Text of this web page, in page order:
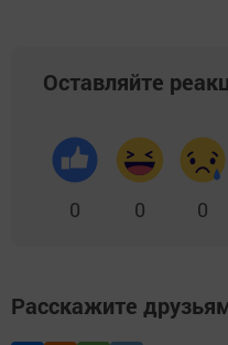
Оставляйте
0 0 0
Расскажите